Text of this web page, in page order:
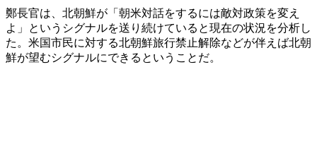
鄭長官は、北朝鮮が「朝米対話をするには敵対政策を変え
よ」というシグナルを送り続けていると現在の状況を分析し
た。米国市民に対する北朝鮮旅行禁止解除などが伴えば北朝
鮮が望むシグナルにできるということだ。